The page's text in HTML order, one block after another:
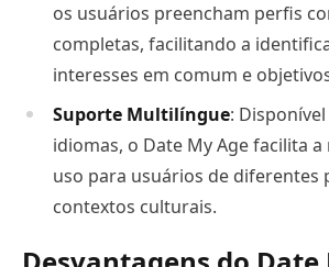
os usuários preencham perfis
completas, facilitando a
interesses em comum e
Suporte Multilíngue:
idiomas, o Date My Age facilita a
uso para usuários de diferentes
contextos culturais.